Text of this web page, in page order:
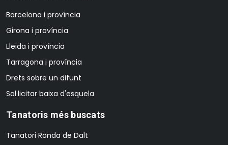
Barcelona i província
Girona i província
Lleida i província
Tarragona i província
Drets sobre un difunt
Sol·licitar baixa d'esquela
Tanatoris més buscats
Tanatori Ronda de Dalt